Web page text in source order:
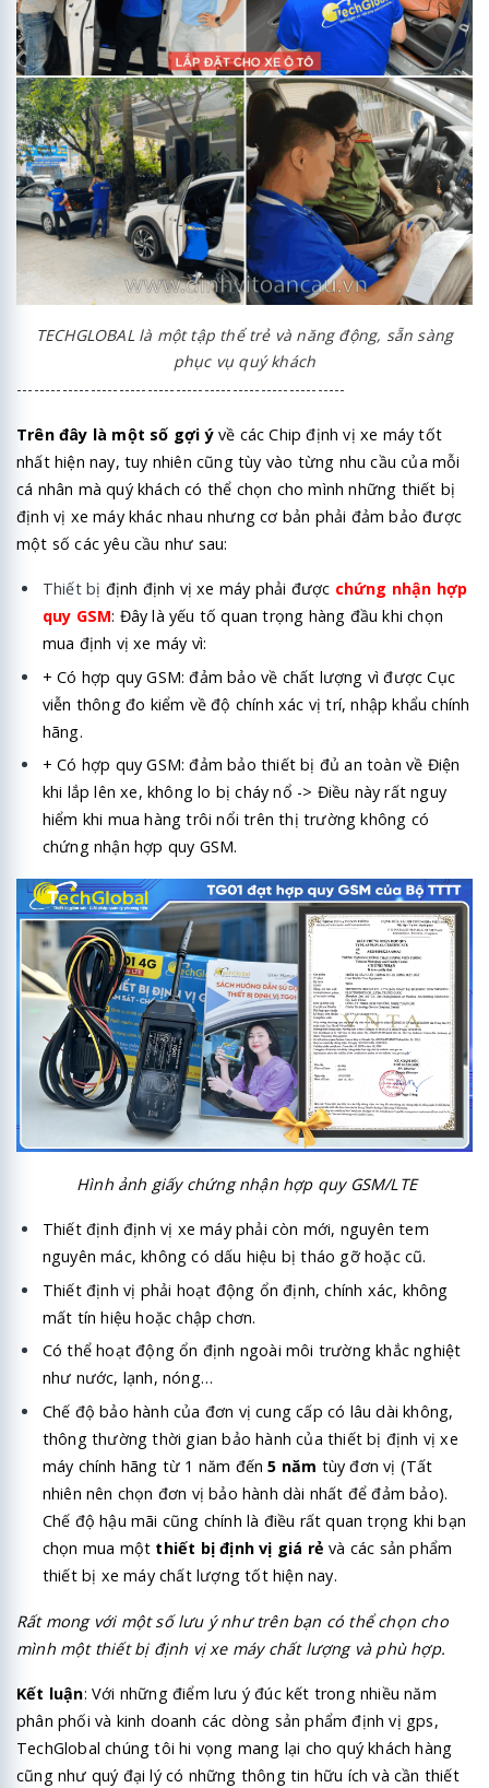
TECHGLOBAL là một tập thể trẻ và năng động, sẵn sàng
phục vụ quý khách
----------------------------------------------------------
Trên đây là một số gợi ý về các Chip định vị xe máy tốt
nhất hiện nay, tuy nhiên cũng tùy vào từng nhu cầu của mỗi
cá nhân mà quý khách có thể chọn cho mình những thiết bị
định vị xe máy khác nhau nhưng cơ bản phải đảm bảo được
một số các yêu cầu như sau:
Thiết bị định định vị xe máy phải được chứng nhận hợp
quy GSM: Đây là yếu tố quan trọng hàng đầu khi chọn
mua định vị xe máy vì:
+ Có hợp quy GSM: đảm bảo về chất lượng vì được Cục
viễn thông đo kiểm về độ chính xác vị trí, nhập khẩu chính
hãng.
+ Có hợp quy GSM: đảm bảo thiết bị đủ an toàn về Điện
khi lắp lên xe, không lo bị cháy nổ -> Điều này rất nguy
hiểm khi mua hàng trôi nổi trên thị trường không có
chứng nhận hợp quy GSM.
Hình ảnh giấy chứng nhận hợp quy GSM/LTE
Thiết định định vị xe máy phải còn mới, nguyên tem
nguyên mác, không có dấu hiệu bị tháo gỡ hoặc cũ.
Thiết định vị phải hoạt động ổn định, chính xác, không
mất tín hiệu hoặc chập chơn.
Có thể hoạt động ổn định ngoài môi trường khắc nghiệt
như nước, lạnh, nóng…
Chế độ bảo hành của đơn vị cung cấp có lâu dài không,
thông thường thời gian bảo hành của thiết bị định vị xe
máy chính hãng từ 1 năm đến5 năm tùy đơn vị (Tất
nhiên nên chọn đơn vị bảo hành dài nhất để đảm bảo).
Chế độ hậu mãi cũng chính là điều rất quan trọng khi bạn
chọn mua một thiết bị định vị giá rẻ và các sản phẩm
thiết bị xe máy chất lượng tốt hiện nay.
Rất mong với một số lưu ý như trên bạn có thể chọn cho
mình một thiết bị định vị xe máy chất lượng và phù hợp.
Kết luận: Với những điểm lưu ý đúc kết trong nhiều năm
phân phối và kinh doanh các dòng sản phẩm định vị gps,
TechGlobal chúng tôi hi vọng mang lại cho quý khách hàng
cũng như quý đại lý có những thông tin hữu ích và cần thiết